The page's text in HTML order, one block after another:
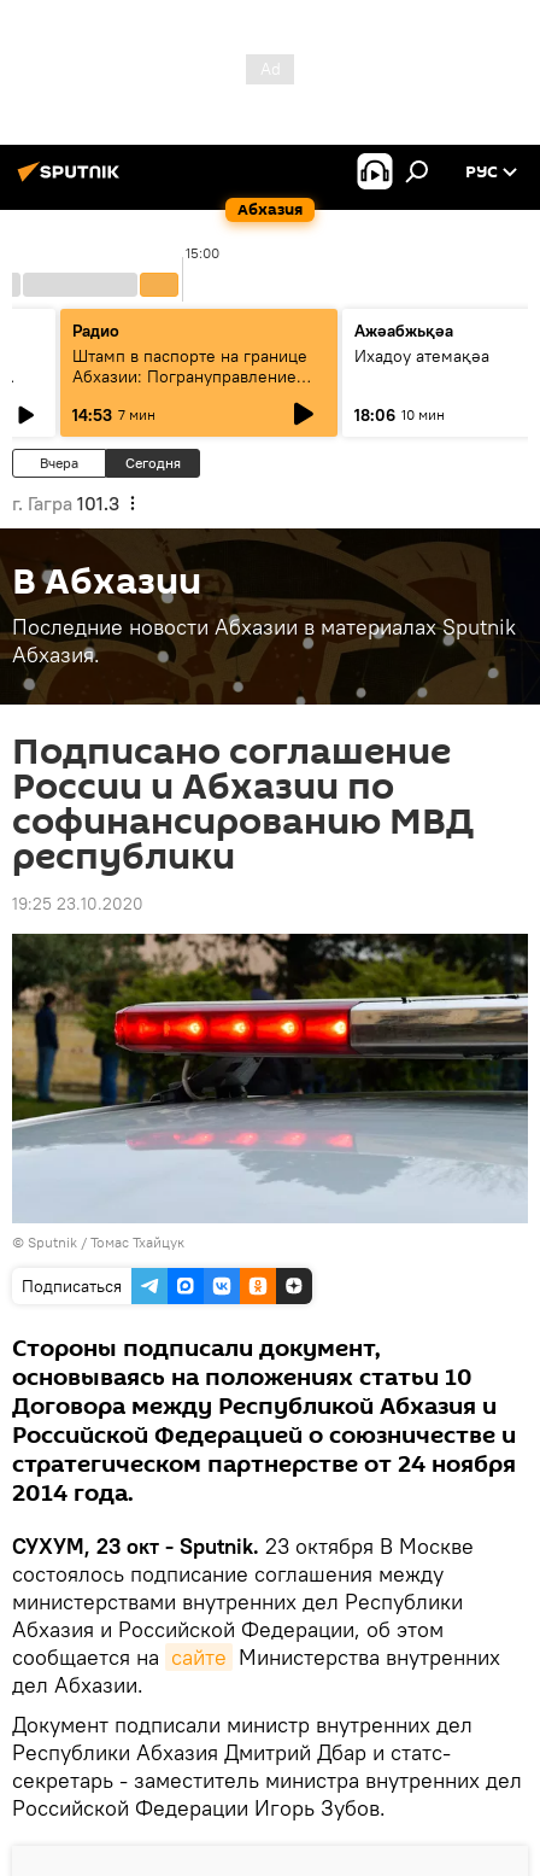
Абхазия
РУС
15:00
Радио
Штамп в паспорте на границе
Абхазии: Погрануправление
СГБ разъяснило правила для
туристов
14:53 7 мин
Ажәабжьқәа
Ихадоу атемақәа
18:06 10 мин
Вчера Сегодня
г. Гагра 101.3
В Абхазии
Последние новости Абхазии в материалах Sputnik
Абхазия.
Подписано соглашение
России и Абхазии по
софинансированию МВД
республики
19:25 23.10.2020
© Sputnik / Томас Тхайцук
Подписаться
Стороны подписали документ,
основываясь на положениях статьи 10
Договора между Республикой Абхазия и
Российской Федерацией о союзничестве и
стратегическом партнерстве от 24 ноября
2014 года.
СУХУМ, 23 окт - Sputnik. 23 октября В Москве
состоялось подписание соглашения между
министерствами внутренних дел Республики
Абхазия и Российской Федерации, об этом
сообщается на сайте Министерства внутренних
дел Абхазии.
Документ подписали министр внутренних дел
Республики Абхазия Дмитрий Дбар и статс-
секретарь - заместитель министра внутренних дел
Российской Федерации Игорь Зубов.